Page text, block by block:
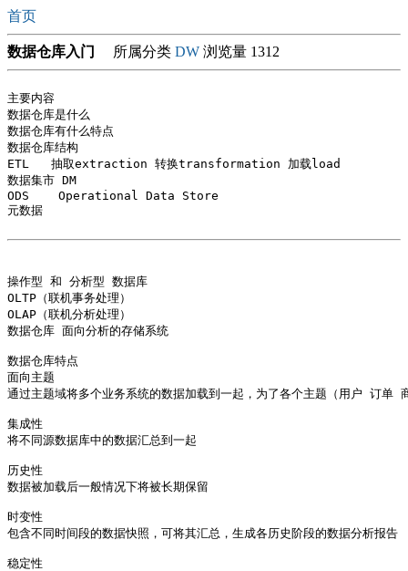
首页
数据仓库入门 所属分类 DW 浏览量 1312
主要内容
数据仓库是什么
数据仓库有什么特点
数据仓库结构
ETL   抽取extraction 转换transformation 加载load
数据集市 DM
ODS    Operational Data Store
元数据
操作型 和 分析型 数据库
OLTP（联机事务处理）
OLAP（联机分析处理）
数据仓库 面向分析的存储系统
数据仓库特点
面向主题
通过主题域将多个业务系统的数据加载到一起，为了各个主题（用户 订单
集成性
将不同源数据库中的数据汇总到一起
历史性
数据被加载后一般情况下将被长期保留
时变性
包含不同时间段的数据快照，可将其汇总，生成各历史阶段的数据分析报告
稳定性